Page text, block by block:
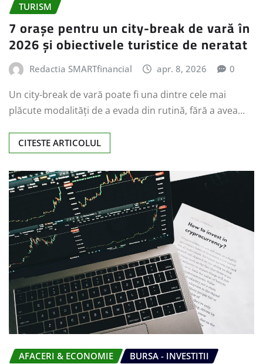
TURISM
7 orașe pentru un city-break de vară în
2026 și obiectivele turistice de neratat
Redactia SMARTfinancial apr. 8, 2026 0
Un city-break de vară poate fi una dintre cele mai
plăcute modalități de a evada din rutină, fără a avea…
CITESTE ARTICOLUL
AFACERI & ECONOMIE BURSA - INVESTITII